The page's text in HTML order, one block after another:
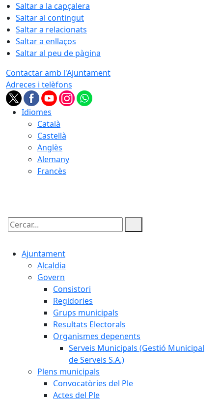
Saltar a la capçalera
Saltar al contingut
Saltar a relacionats
Saltar a enllaços
Saltar al peu de pàgina
Contactar amb l'Ajuntament
Adreces i telèfons
Idiomes
Català
Castellà
Anglès
Alemany
Francès
Cercar:
Ajuntament
Alcaldia
Govern
Consistori
Regidories
Grups municipals
Resultats Electorals
Organismes depenents
Serveis Municipals (Gestió Municipal
de Serveis S.A.)
Plens municipals
Convocatòries del Ple
Actes del Ple